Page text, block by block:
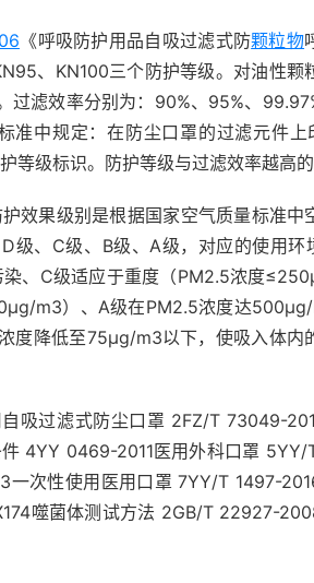
《呼吸防护用品自吸过滤式防颗粒物
、KN100三个防护等级。对油性颗
过滤效率分别为：90%、95%、
准中规定：在防尘口罩的过滤元件
等级标识。防护等级与过滤效率越高的
效果级别是根据国家空气质量标准中
级、C级、B级、A级，对应的使用环
、C级适应于重度（PM2.5浓度
m3）、A级在PM2.5浓度达
度降低至75μg/m3以下，使吸入体内
自吸过滤式防尘口罩 2FZ/T 73049-
4YY 0469-2011医用外科口罩 5YY/
次性使用医用口罩 7YY/T 1497-
噬菌体测试方法 2GB/T 22927-